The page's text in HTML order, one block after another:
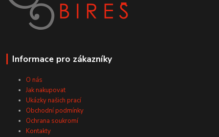
Informace pro zákazníky
O nás
Jak nakupovat
Ukázky našich prací
Obchodní podmínky
Ochrana soukromí
Kontakty